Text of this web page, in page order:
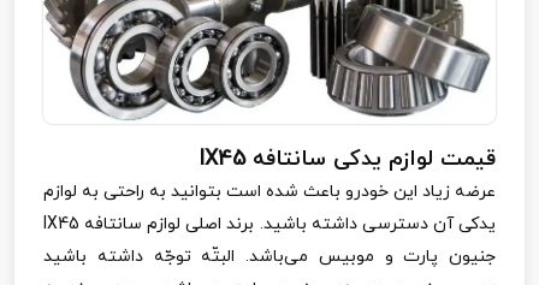
قیمت لوازم یدکی سانتافهIX45
عرضه زیاد این خودرو باعث شده است بتوانید به راحتی به لوازم
یدکی آن دسترسی داشته باشید. برند اصلی لوازم سانتافه IX45
جنیون پارت و موبیس می‌باشد. البتّه توجّه داشته باشید